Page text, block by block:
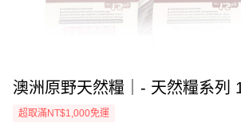
澳洲原野天然糧｜- 天然糧系列
超取滿NT$1,000免運